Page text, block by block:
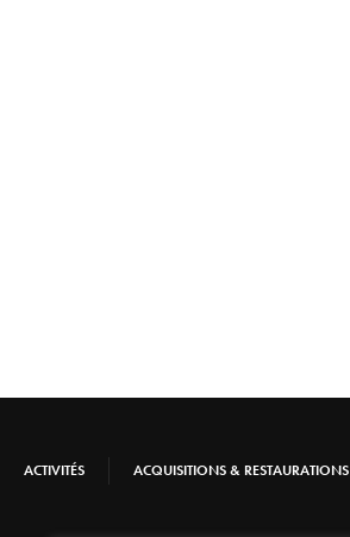
ACTIVITÉS ACQUISITIONS & RESTAURATIONS